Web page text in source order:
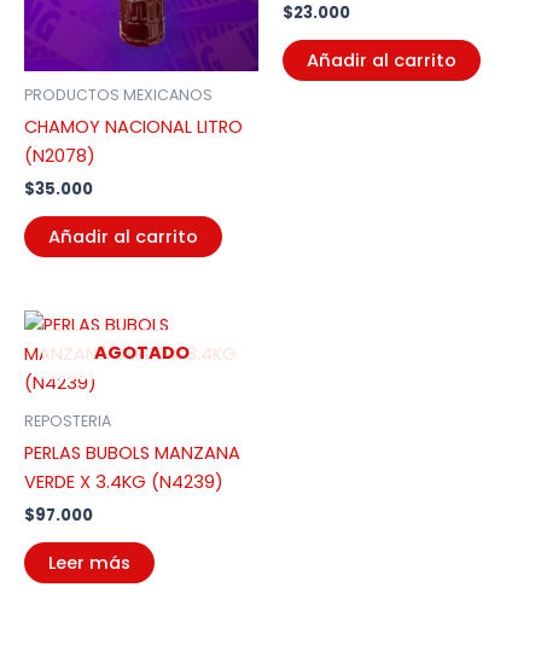
PRODUCTOS MEXICANOS
CHAMOY NACIONAL LITRO
(N2078)
$35.000
Añadir al carrito
$23.000
Añadir al carrito
AGOTADO
REPOSTERIA
PERLAS BUBOLS MANZANA
VERDE X 3.4KG (N4239)
$97.000
Leer más